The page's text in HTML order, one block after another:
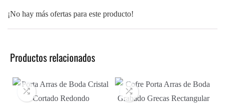
¡No hay más ofertas para este producto!
Productos relacionados